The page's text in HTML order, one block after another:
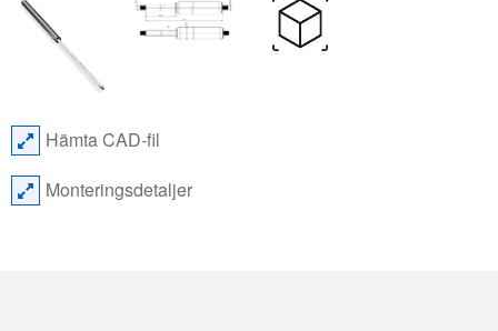
Hämta CAD-fil
Monteringsdetaljer